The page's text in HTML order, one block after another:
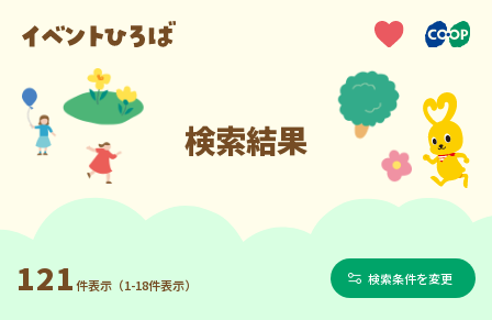
検索結果
121件表示（1-18件表示） 検索条件を変更